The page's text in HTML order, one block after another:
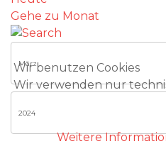
Gehe zu Monat
Wir benutzen Cookies
Wir verwenden nur
Akzeptieren
Weitere